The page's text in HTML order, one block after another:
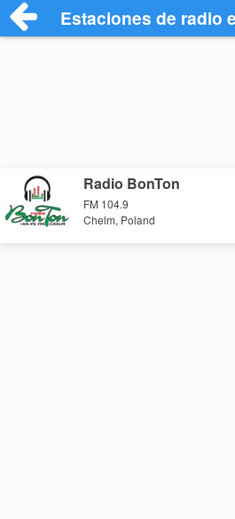
Estaciones de radio
Radio BonTon
FM 104.9
Chelm, Poland